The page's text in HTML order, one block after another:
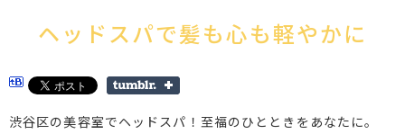
ヘッドスパで髪も心も軽やかに
渋谷区の美容室でヘッドスパ！至福のひとときをあなたに。